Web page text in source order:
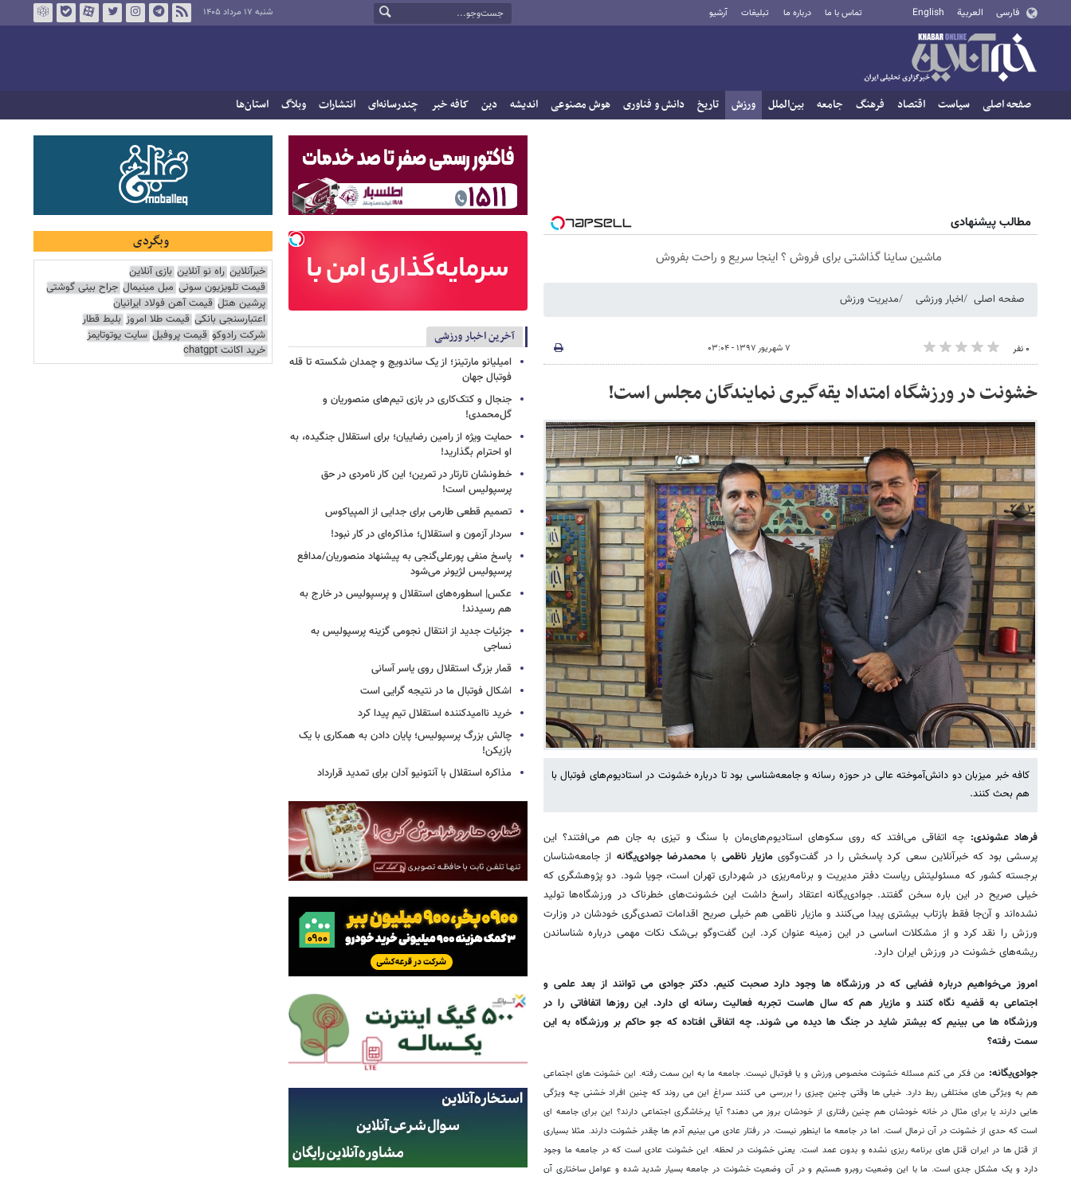
فارسی العربية English تماس با ما درباره ما تبلیغات آرشیو شنبه ۱۷ مرداد ۱۴۰۵
صفحه اصلی سیاست اقتصاد فرهنگ جامعه بین‌الملل ورزش تاریخ دانش و فناوری هوش مصنوعی اندیشه دین کافه خبر چندرسانه‌ای انتشارات وبلاگ استان‌ها
مطالب پیشنهادی
ماشین ساینا گذاشتی برای فروش ؟ اینجا سریع و راحت بفروش
صفحه اصلی اخبار ورزشی مدیریت ورزش
۰ نفر ۷ شهریور ۱۳۹۷ - ۰۳:۰۴
خشونت در ورزشگاه امتداد یقه‌گیری نمایندگان مجلس است!
کافه خبر میزبان دو دانش‌آموخته عالی در حوزه رسانه و جامعه‌شناسی بود تا درباره خشونت در استادیوم‌های فوتبال با
هم بحث کنند.
فرهاد عشوندی: چه اتفاقی می‌افتد که روی سکوهای استادیوم‌های‌مان با سنگ و تیزی به جان هم می‌افتند؟ این
پرسشی بود که خبرآنلاین سعی کرد پاسخش را در گفت‌وگویمازیار ناظمی بامحمدرضا جوادی‌یگانه از جامعه‌شناسان
برجسته کشور که مسئولیتش ریاست دفتر مدیریت و برنامه‌ریزی در شهرداری تهران است، جویا شود. دو پژوهشگری که
خیلی صریح در این باره سخن گفتند. جوادی‌یگانه اعتقاد راسخ داشت این خشونت‌های خطرناک در ورزشگاه‌ها تولید
نشده‌اند و آن‌جا فقط بازتاب بیشتری پیدا می‌کنند و مازیار ناظمی هم خیلی صریح اقدامات تصدی‌گری خودشان در وزارت
ورزش را نقد کرد و از مشکلات اساسی در این زمینه عنوان کرد. این گفت‌وگو بی‌شک نکات مهمی درباره شناساندن
ریشه‌های خشونت در ورزش ایران دارد.
امروز می‌خواهیم درباره فضایی که در ورزشگاه ها وجود دارد صحبت کنیم. دکتر جوادی می توانند از بعد علمی و
اجتماعی به قضیه نگاه کنند و مازیار هم که سال هاست تجربه فعالیت رسانه ای دارد. این روزها اتفافاتی را در
ورزشگاه ها می بینیم که بیشتر شاید در جنگ ها دیده می شوند. چه اتفاقی افتاده که جو حاکم بر ورزشگاه به این
سمت رفته؟
جوادی‌یگانه: من فکر می کنم مسئله خشونت مخصوص ورزش و یا فوتبال نیست. جامعه ما به این سمت رفته. این خشونت های اجتماعی
هم به ویژگی های مختلفی ربط دارد. خیلی ها وقتی چنین چیزی را بررسی می کنند سراغ این می روند که چنین افراد خشنی چه ویژگی
هایی دارند یا برای مثال در خانه خودشان هم چنین رفتاری از خودشان بروز می دهند؟ آیا پرخاشگری اجتماعی دارند؟ این برای جامعه ای
است که حدی از خشونت در آن نرمال است. اما در جامعه ما اینطور نیست. در رفتار عادی می بینیم آدم ها چقدر خشونت دارند. مثلا بسیاری
از قتل ها در ایران قتل های برنامه ریزی نشده و بدون عمد است. یعنی خشونت در لحظه. این خشونت عادی است که در جامعه ما وجود
دارد و یک مشکل جدی است. ما با این وضعیت روبرو هستیم و در آن وضعیت خشونت در جامعه بسیار شدید شده و عوامل ساختاری آن
آخرین اخبار ورزشی
امیلیانو مارتینز؛ از یک ساندویچ و چمدان شکسته تا قله
فوتبال جهان
جنجال و کتک‌کاری در بازی تیم‌های منصوریان و
گل‌محمدی!
حمایت ویژه از رامین رضاییان؛ برای استقلال جنگیده، به
او احترام بگذارید!
خط‌ونشان تارتار در تمرین؛ این کار نامردی در حق
پرسپولیس است!
تصمیم قطعی طارمی برای جدایی از المپیاکوس
سردار آزمون و استقلال؛ مذاکره‌ای در کار نبود!
پاسخ منفی پورعلی‌گنجی به پیشنهاد منصوریان/مدافع
پرسپولیس لژیونر می‌شود
عکس| اسطوره‌های استقلال و پرسپولیس در خارج به
هم رسیدند!
جزئیات جدید از انتقال نجومی گزینه پرسپولیس به
نساجی
قمار بزرگ استقلال روی یاسر آسانی
اشکال فوتبال ما در نتیجه گرایی است
خرید ناامیدکننده استقلال تیم پیدا کرد
چالش بزرگ پرسپولیس؛ پایان دادن به همکاری با یک
بازیکن!
مذاکره استقلال با آنتونیو آدان برای تمدید قرارداد
وبگردی
خبرآنلاین راه نو آنلاین بازی آنلاین
قیمت تلویزیون سونی مبل مینیمال جراح بینی گوشتی
پرشین هتل قیمت آهن فولاد ایرانیان
اعتبارسنجی بانکی قیمت طلا امروز بلیط قطار
شرکت رادوکو قیمت پروفیل سایت یوتوتایمز
خرید اکانت chatgpt